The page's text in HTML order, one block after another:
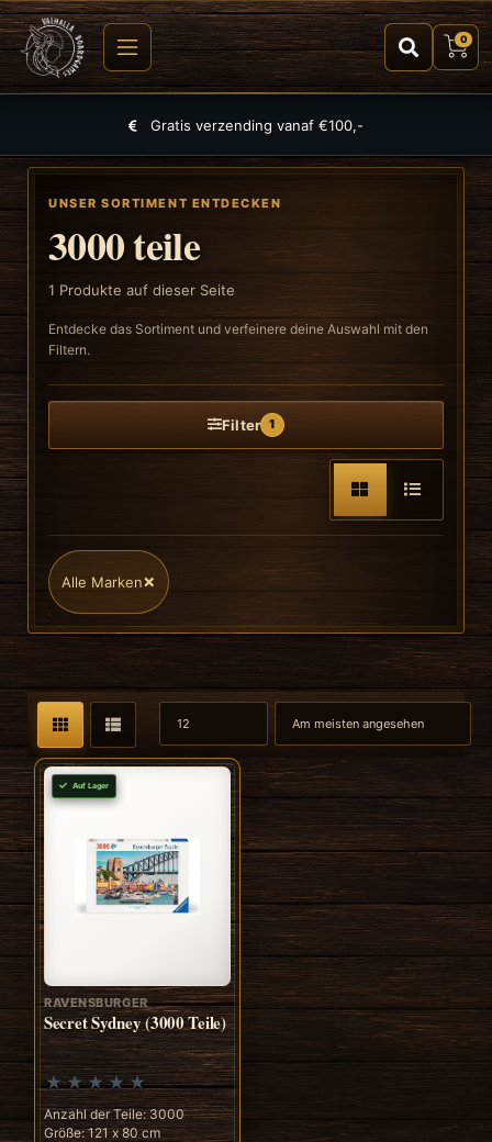
0
Gratis verzending vanaf €100,-
UNSER SORTIMENT ENTDECKEN
3000 teile
1 Produkte auf dieser Seite
Entdecke das Sortiment und verfeinere deine Auswahl mit den
Filtern.
Filter 1
Alle Marken×
Auf Lager
RAVENSBURGER
Secret Sydney (3000 Teile)
Anzahl der Teile: 3000
Größe: 121 x 80 cm